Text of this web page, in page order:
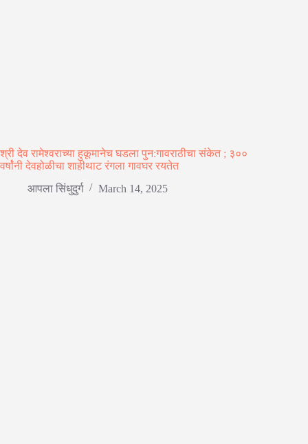
श्री देव रामेश्वराच्या हुकूमानेच घडला पुन:गावराठीचा संकेत ; ३००
वर्षांनी देवहोळीचा शाहीथाट रंगला गावघर रयतेत
आपला सिंधुदुर्ग
March 14, 2025